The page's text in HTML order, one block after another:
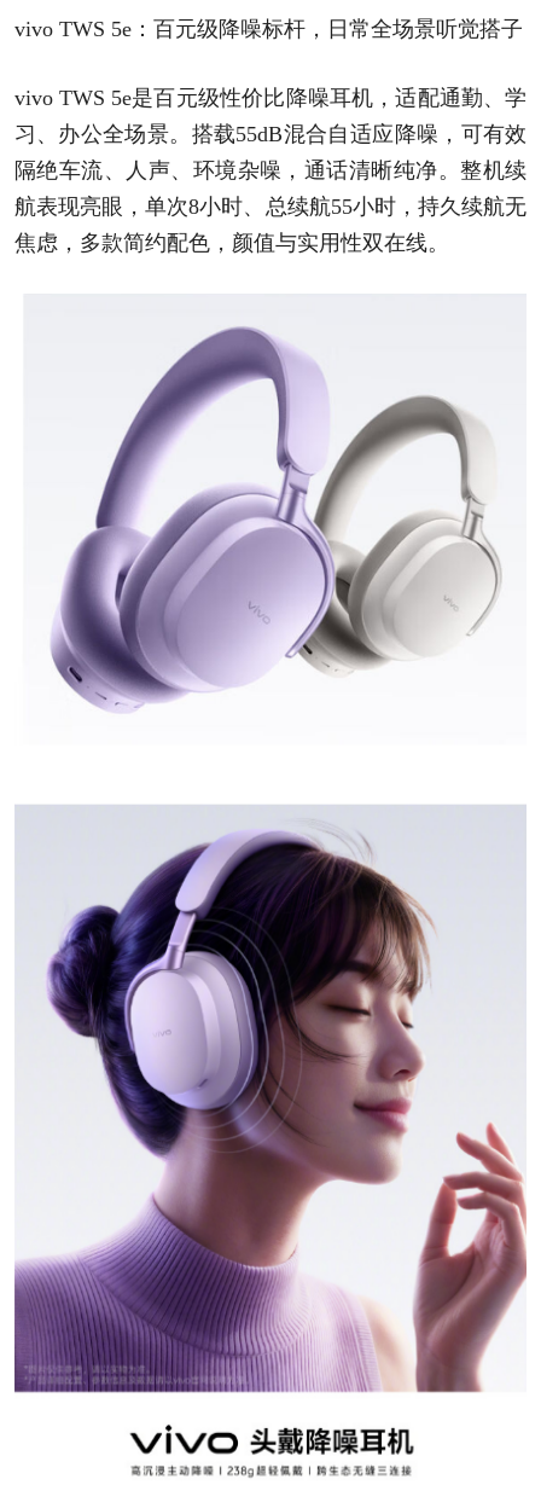
vivo TWS 5e：百元级降噪标杆，日常全场景听觉搭子
vivo TWS 5e是百元级性价比降噪耳机，适配通勤、学
习、办公全场景。搭载55dB混合自适应降噪，可有效
隔绝车流、人声、环境杂噪，通话清晰纯净。整机续
航表现亮眼，单次8小时、总续航55小时，持久续航无
焦虑，多款简约配色，颜值与实用性双在线。